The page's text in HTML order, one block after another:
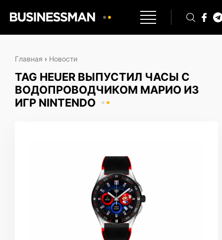
Главная › Новости
TAG HEUER ВЫПУСТИЛ ЧАСЫ С
ВОДОПРОВОДЧИКОМ МАРИО ИЗ
ИГР NINTENDO